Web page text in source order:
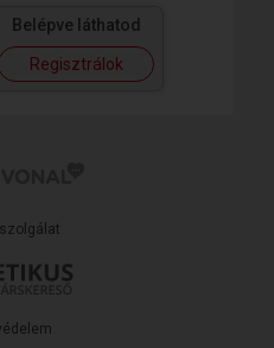
Belépve láthatod
Regisztrálok